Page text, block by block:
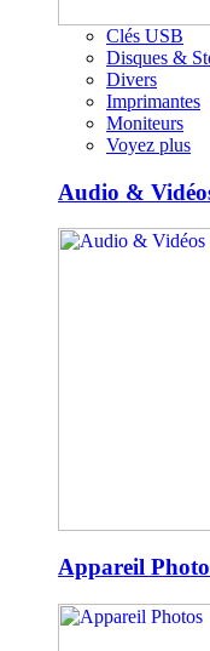
Clés USB
Disques &
Divers
Imprimantes
Moniteurs
Voyez plus
Audio &
Appareil